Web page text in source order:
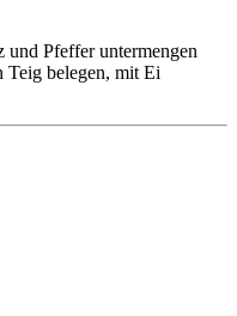
und Pfeffer untermengen
Teig belegen, mit Ei